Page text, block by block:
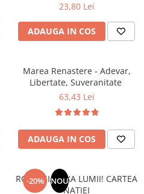
23,80 Lei
ADAUGA IN COS
Marea Renastere - Adevar,
Libertate, Suveranitate
63,43 Lei
ADAUGA IN COS
-20% NOU
ROMANIA, AXA LUMII! CARTEA
NATIEI